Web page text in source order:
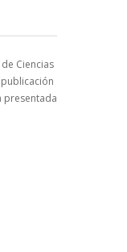
Ciencias
presentada